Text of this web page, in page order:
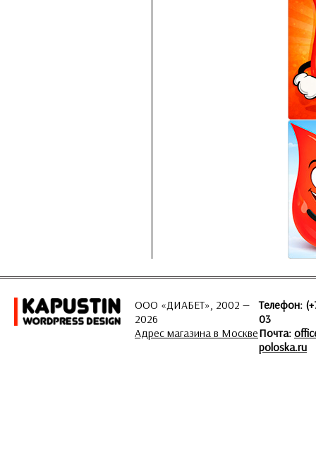
ООО «ДИАБЕТ», 2002 —
2026
Адрес магазина в Москве
Телефон:
03
Почта:
poloska.ru